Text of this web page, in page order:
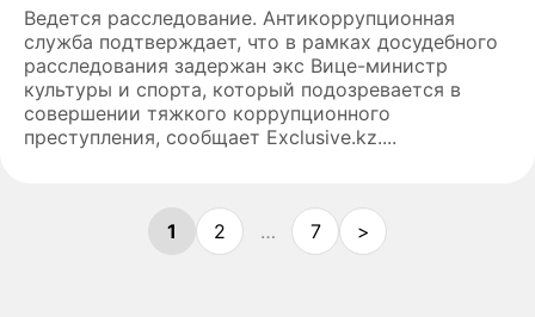
Ведется расследование. Антикоррупционная
служба подтверждает, что в рамках досудебного
расследования задержан экс Вице-министр
культуры и спорта, который подозревается в
совершении тяжкого коррупционного
преступления, сообщает Exclusive.kz....
1 2 … 7 >